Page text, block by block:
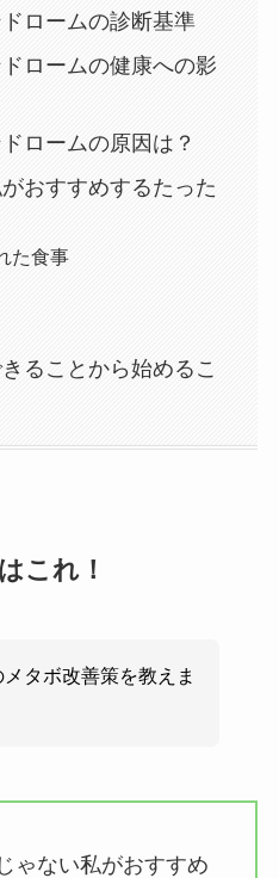
ロームの診断基準
ロームの健康への影
ロームの原因は？
おすすめするたった
た食事
ることから始めるこ
これ！
タボ改善策を教えま
ゃない私がおすすめ